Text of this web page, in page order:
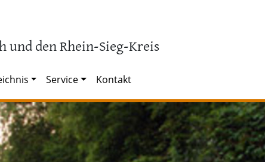
den Rhein-Sieg-Kreis
Service Kontakt